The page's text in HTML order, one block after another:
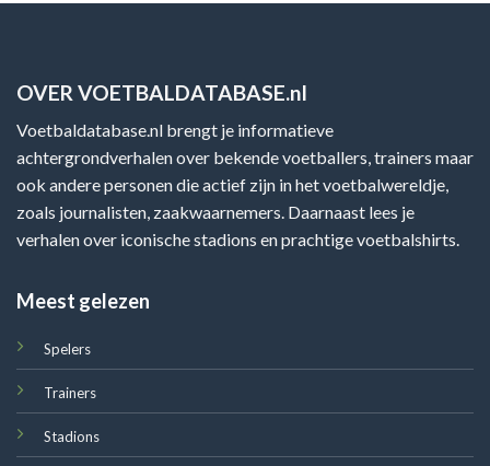
OVER VOETBALDATABASE.nl
Voetbaldatabase.nl brengt je informatieve
achtergrondverhalen over bekende voetballers, trainers maar
ook andere personen die actief zijn in het voetbalwereldje,
zoals journalisten, zaakwaarnemers. Daarnaast lees je
verhalen over iconische stadions en prachtige voetbalshirts.
Meest gelezen
Spelers
Trainers
Stadions